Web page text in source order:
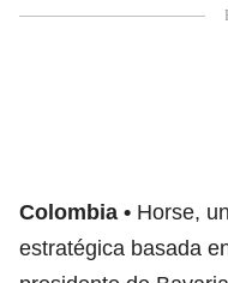
Colombia
Horse,
estratégica basada